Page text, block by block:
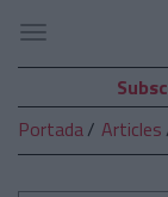
El
Temps
Navegació
Portada
Articles